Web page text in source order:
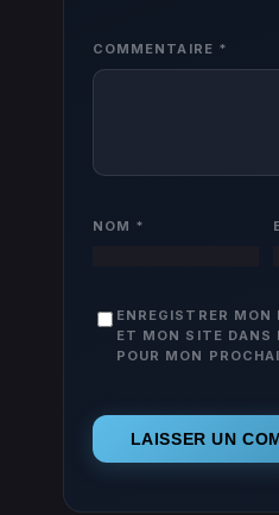
COMMENTAIRE *
NOM *
ENREGISTRER
ET MON SITE DANS
POUR MON